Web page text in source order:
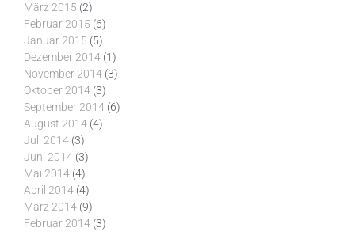
März 2015 (2)
Februar 2015 (6)
Januar 2015 (5)
Dezember 2014 (1)
November 2014 (3)
Oktober 2014 (3)
September 2014 (6)
August 2014 (4)
Juli 2014 (3)
Juni 2014 (3)
Mai 2014 (4)
April 2014 (4)
März 2014 (9)
Februar 2014 (3)